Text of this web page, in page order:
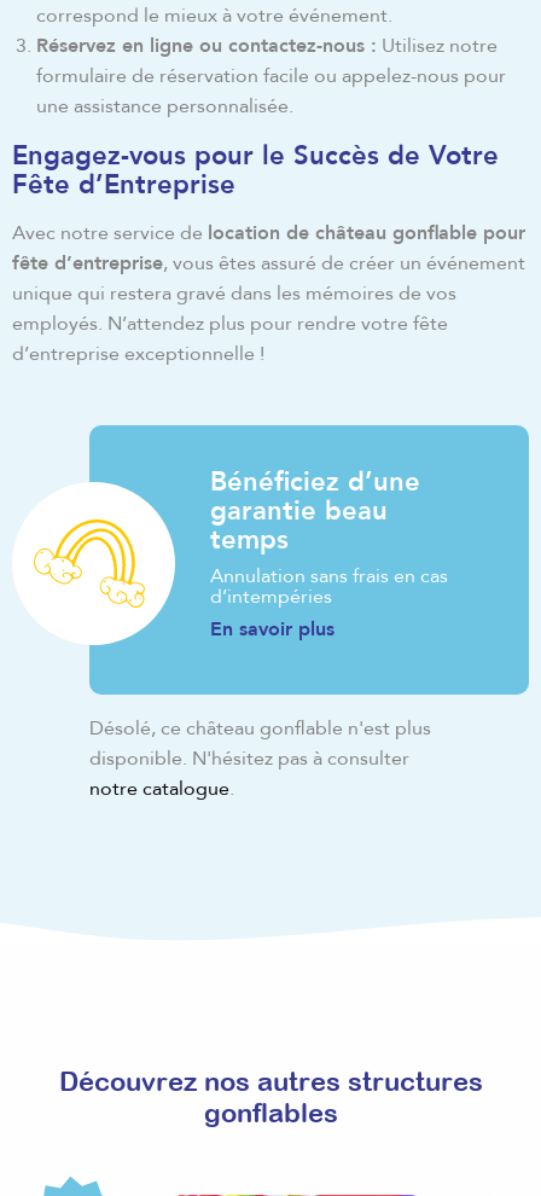
correspond le mieux à votre événement.
Réservez en ligne ou contactez-nous : Utilisez notre
formulaire de réservation facile ou appelez-nous pour
une assistance personnalisée.
Engagez-vous pour le Succès de Votre
Fête d’Entreprise
Avec notre service de location de château gonflable pour
fête d’entreprise, vous êtes assuré de créer un événement
unique qui restera gravé dans les mémoires de vos
employés. N’attendez plus pour rendre votre fête
d’entreprise exceptionnelle !
Bénéficiez d’une
garantie beau
temps
Annulation sans frais en cas
d’intempéries
En savoir plus
Désolé, ce château gonflable n'est plus
disponible. N'hésitez pas à consulter
notre catalogue.
Découvrez nos autres structures
gonflables